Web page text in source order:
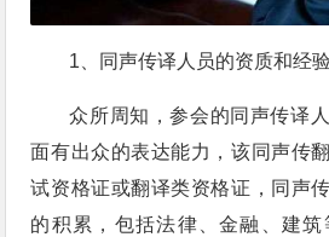
1、同声传译人员的资质和经验
众所周知，参会的同声传译
面有出众的表达能力，该同声传
试资格证或翻译类资格证，同声
的积累，包括法律、金融、建